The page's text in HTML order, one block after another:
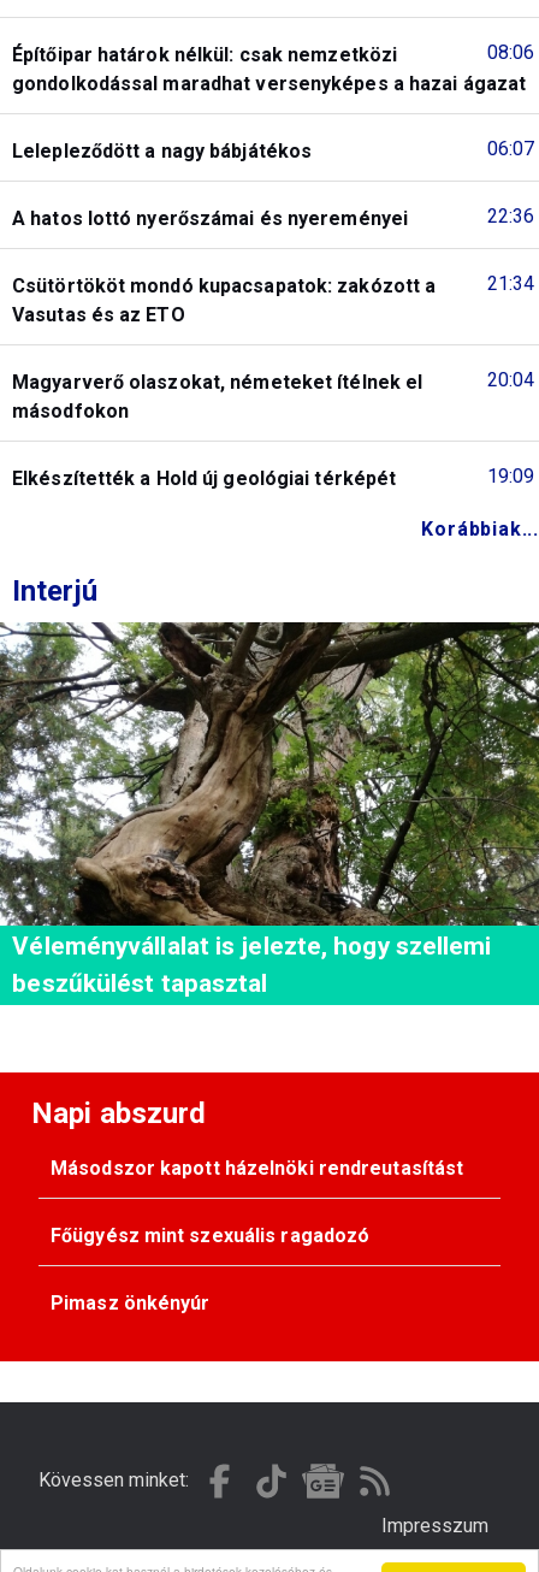
08:06
Építőipar határok nélkül: csak nemzetközi
gondolkodással maradhat versenyképes a hazai ágazat
06:07
Lelepleződött a nagy bábjátékos
22:36
A hatos lottó nyerőszámai és nyereményei
21:34
Csütörtököt mondó kupacsapatok: zakózott a
Vasutas és az ETO
20:04
Magyarverő olaszokat, németeket ítélnek el
másodfokon
19:09
Elkészítették a Hold új geológiai térképét
Korábbiak...
Interjú
Véleményvállalat is jelezte, hogy szellemi
beszűkülést tapasztal
Napi abszurd
Másodszor kapott házelnöki rendreutasítást
Főügyész mint szexuális ragadozó
Pimasz önkényúr
Kövessen minket:
Impresszum